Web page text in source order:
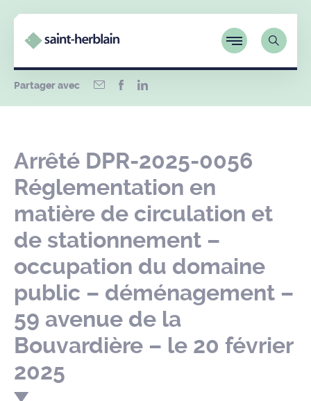
Partager avec
Arrêté DPR-2025-0056
Réglementation en
matière de circulation et
de stationnement –
occupation du domaine
public – déménagement –
59 avenue de la
Bouvardière – le 20 février
2025